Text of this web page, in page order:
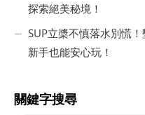
探索絕美秘境！
SUP立槳不慎落水別慌
新手也能安心玩！
關鍵字搜尋